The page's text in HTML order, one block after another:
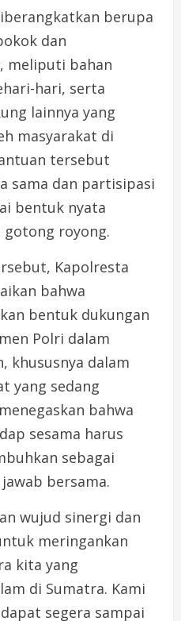
berupa
dan
meliputi bahan
hari, serta
lainnya yang
masyarakat di
tersebut
sama dan partisipasi
bentuk nyata
royong.
Kapolresta
bahwa
bentuk dukungan
Polri dalam
khususnya dalam
yang sedang
bahwa
sesama harus
sebagai
bersama.
wujud sinergi dan
meringankan
kita yang
di Sumatra. Kami
segera sampai